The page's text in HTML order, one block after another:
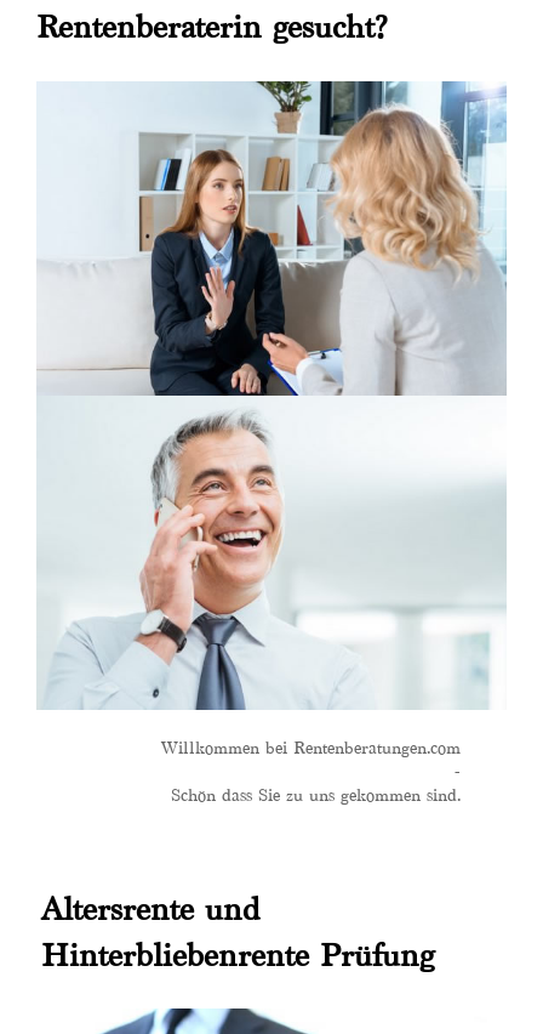
Rentenberaterin gesucht?
Willkommen bei Rentenberatungen.com
-
Schön dass Sie zu uns gekommen sind.
Altersrente und
Hinterbliebenrente Prüfung